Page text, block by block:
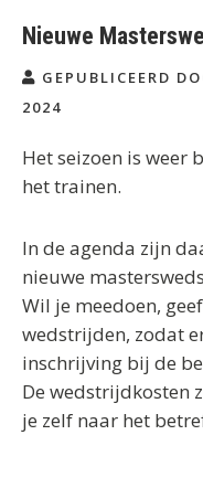
Nieuwe
GEPUBLICEERD
2024
Het seizoen is weer
het trainen.
In de agenda zijn
nieuwe
Wil je meedoen,
wedstrijden, zodat
inschrijving bij de
De wedstrijdkosten
je zelf naar het